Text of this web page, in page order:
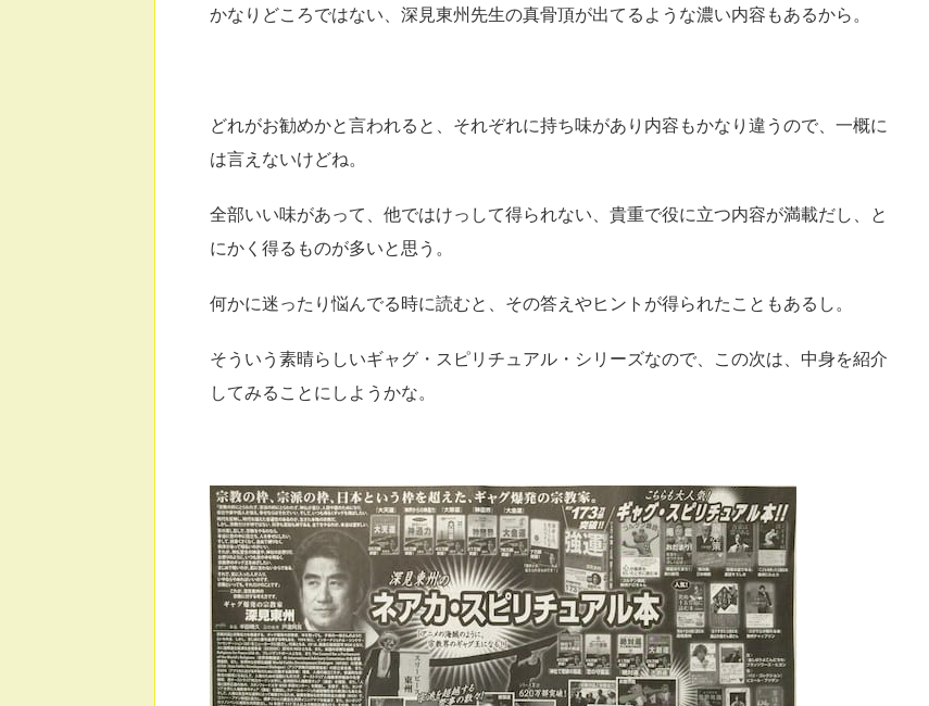
かなりどころではない、深見東州先生の真骨頂が出てるような濃い内容もあるから。
どれがお勧めかと言われると、それぞれに持ち味があり内容もかなり違うので、一概に
は言えないけどね。
全部いい味があって、他ではけっして得られない、貴重で役に立つ内容が満載だし、と
にかく得るものが多いと思う。
何かに迷ったり悩んでる時に読むと、その答えやヒントが得られたこともあるし。
そういう素晴らしいギャグ・スピリチュアル・シリーズなので、この次は、中身を紹介
してみることにしようかな。